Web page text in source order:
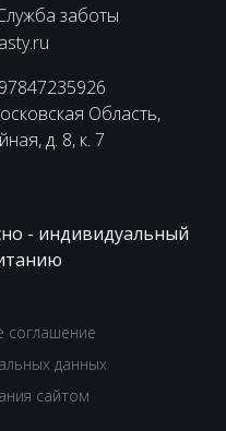
заботы
Область,
д. 8, к. 7
- индивидуальный
соглашение
данных
сайтом